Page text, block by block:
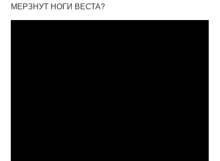
МЕРЗНУТ НОГИ ВЕСТА?